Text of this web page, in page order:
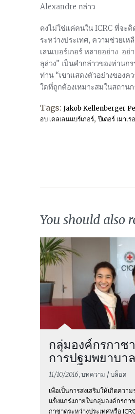
Alexandre กล่าว
คงไม่ใช่แค่คนใน ICRC ที่จะคิ
ระหว่างประเทศ, ความช่วยเ
เลนเบอร์เกอร์ หลายอย่าง อ
ลุล่วง” เป็นคำกล่าวของท่านก
ท่าน “เขาแสดงตัวอย่างของ
ใดที่ถูกต้องเหมาะสมในสถา
Tags: Jakob Kellenberger
อบ เคลเลนแบร์เกอร์, ปีเตอร์ เมาเร
You should also
กลุ่มองค์กรกาช
การปฐมพยาบาล
11/10/2016, บทความ / บล็อค
เพื่อเป็นการส่งเสริมให้เกิดควา
แข็งแกร่งภายในกลุ่มองค์กรก
กาชาดระหว่างประเทศหรือ